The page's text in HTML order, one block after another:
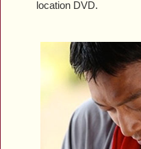
location DVD.